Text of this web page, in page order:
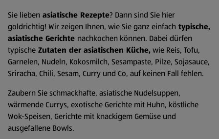
Sie lieben asiatische Rezepte? Dann sind Sie hier
goldrichtig! Wir zeigen Ihnen, wie Sie ganz einfach typische,
asiatische Gerichte nachkochen können. Dabei dürfen
typische Zutaten der asiatischen Küche,wie Reis, Tofu,
Garnelen, Nudeln, Kokosmilch, Sesampaste, Pilze, Sojasauce,
Sriracha, Chili, Sesam, Curry und Co, auf keinen Fall fehlen.
Zaubern Sie schmackhafte, asiatische Nudelsuppen,
wärmende Currys, exotische Gerichte mit Huhn, köstliche
Wok-Speisen, Gerichte mit knackigem Gemüse und
ausgefallene Bowls.